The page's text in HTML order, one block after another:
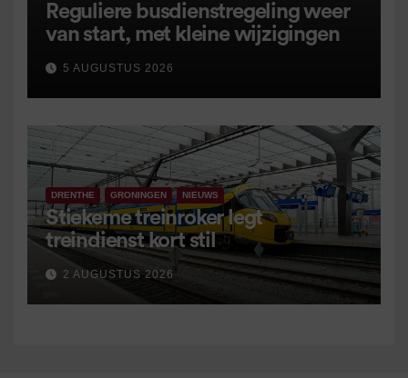
Reguliere busdienstregeling weer
van start, met kleine wijzigingen
5 AUGUSTUS 2026
DRENTHE GRONINGEN NIEUWS
Stiekeme treinroker legt
treindienst kort stil
2 AUGUSTUS 2026